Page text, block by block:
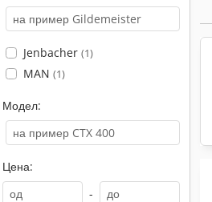
Jenbacher (1)
MAN (1)
Модел:
Цена:
-